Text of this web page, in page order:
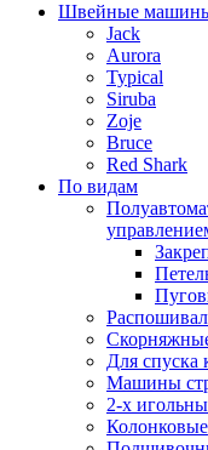
Швейные
Jack
Aurora
Typical
Siruba
Zoje
Bruce
Red Shark
По видам
Для спуска
Машины
2-х
Колонковые